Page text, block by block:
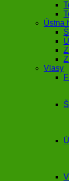
Ústna
Vlasy